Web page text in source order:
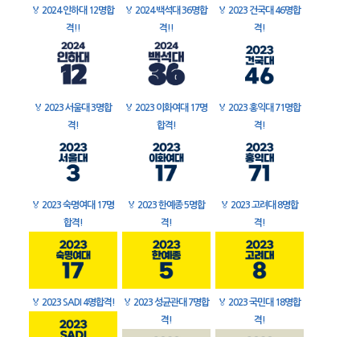
🏅 2024 인하대 12명합
격!!
🏅 2024 백석대 36명합
격!!
🏅 2023 건국대 46명합
격!
🏅 2023 서울대 3명합
격!
🏅 2023 이화여대 17명
합격!
🏅 2023 홍익대 71명합
격!
🏅 2023 숙명여대 17명
합격!
🏅 2023 한예종 5명합
격!
🏅 2023 고려대 8명합
격!
🏅 2023 SADI 4명합격! 🏅 2023 성균관대 7명합
격!
🏅 2023 국민대 18명합
격!